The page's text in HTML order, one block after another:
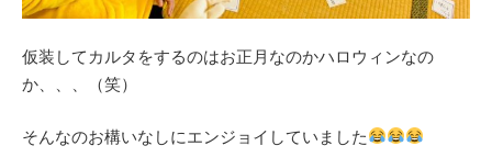
仮装してカルタをするのはお正月なのかハロウィンなの
か、、、（笑）
そんなのお構いなしにエンジョイしていました